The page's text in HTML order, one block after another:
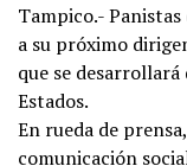
Tampico.-
a su próximo
que se
Estados.
En rueda de
comunicación